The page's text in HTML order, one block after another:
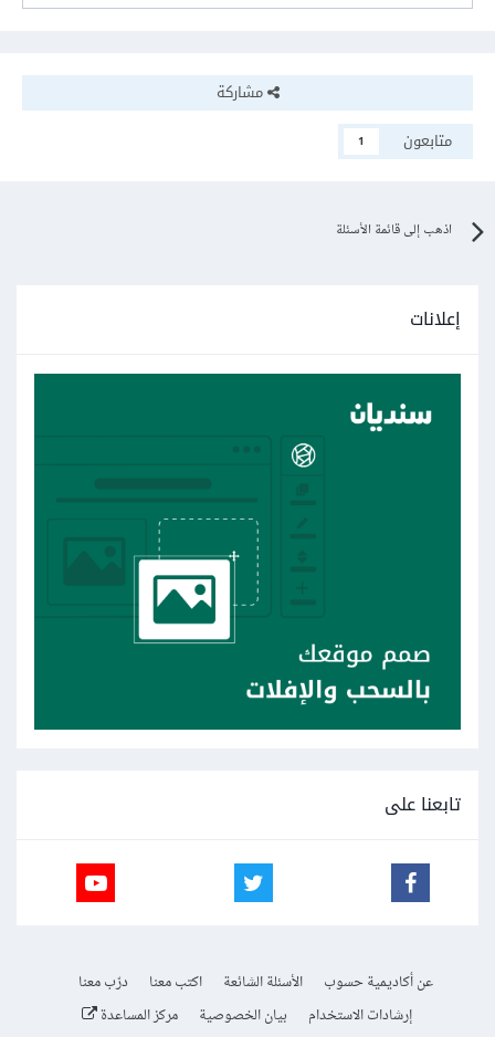
مشاركة
متابعون
1
اذهب إلى قائمة الأسئلة
إعلانات
تابعنا على
عن أكاديمية حسوب الأسئلة الشائعة اكتب معنا
درّب معنا
إرشادات الاستخدام
بيان الخصوصية مركز المساعدة